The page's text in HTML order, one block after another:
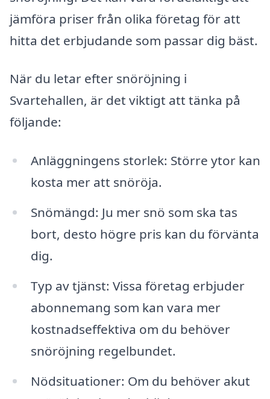
jämföra priser från olika företag för att
hitta det erbjudande som passar dig bäst.
När du letar efter snöröjning i
Svartehallen, är det viktigt att tänka på
följande:
Anläggningens storlek: Större ytor kan
kosta mer att snöröja.
Snömängd: Ju mer snö som ska tas
bort, desto högre pris kan du förvänta
dig.
Typ av tjänst: Vissa företag erbjuder
abonnemang som kan vara mer
kostnadseffektiva om du behöver
snöröjning regelbundet.
Nödsituationer: Om du behöver akut